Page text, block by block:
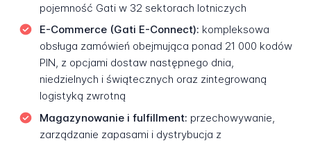
pojemność Gati w 32 sektorach lotniczych
E-Commerce (Gati E-Connect): kompleksowa
obsługa zamówień obejmująca ponad 21 000 kodów
PIN, z opcjami dostaw następnego dnia,
niedzielnych i świątecznych oraz zintegrowaną
logistyką zwrotną
Magazynowanie i fulfillment: przechowywanie,
zarządzanie zapasami i dystrybucja z